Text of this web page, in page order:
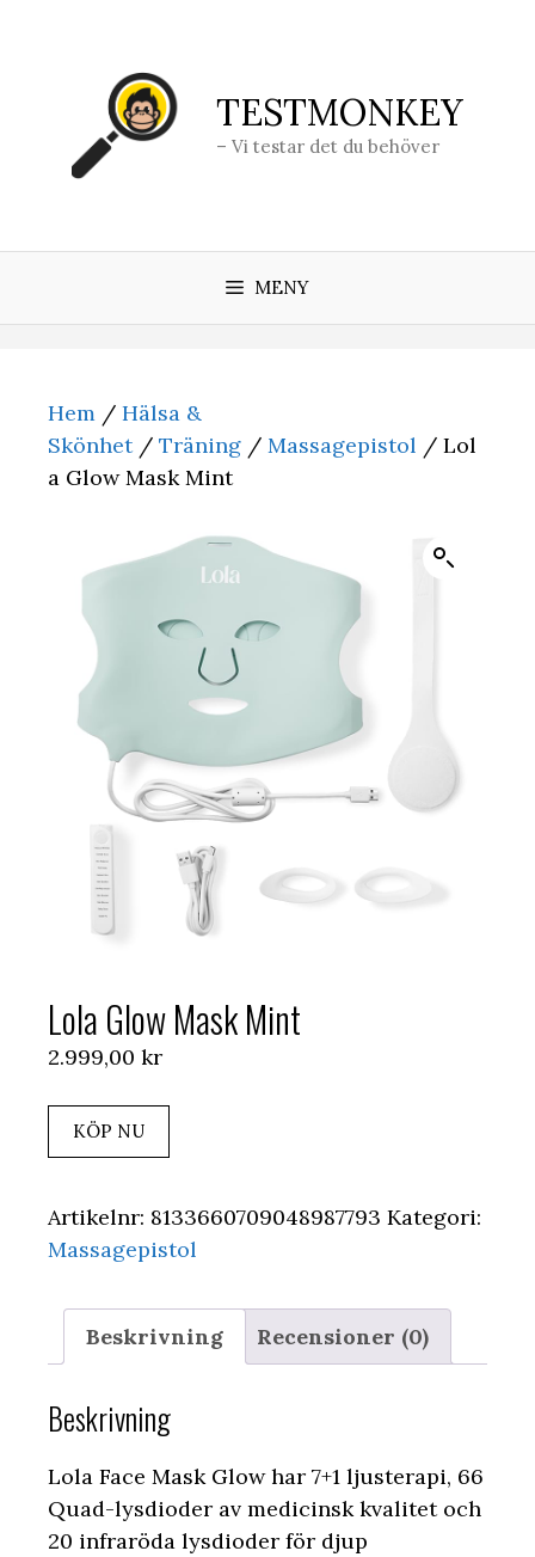
TESTMONKEY
– Vi testar det du behöver
MENY
Hem / Hälsa &
Skönhet/ Träning / Massagepistol / Lol
a Glow Mask Mint
Lola Glow Mask Mint
2.999,00 kr
KÖP NU
Artikelnr: 8133660709048987793 Kategori:
Massagepistol
Beskrivning Recensioner (0)
Beskrivning
Lola Face Mask Glow har 7+1 ljusterapi, 66
Quad-lysdioder av medicinsk kvalitet och
20 infraröda lysdioder för djup